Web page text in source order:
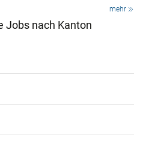
mehr
Jobs nach Kanton